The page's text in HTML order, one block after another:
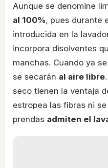
Aunque se denomine
al 100% , pues durante
introducida en la
incorpora disolventes
manchas. Cuando ya
se secarán al aire libre
seco tienen la ventaja
estropea las fibras ni
prendas admiten el